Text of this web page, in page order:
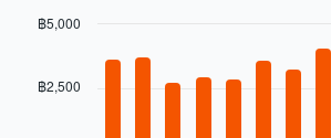
with
฿2,500
฿5,000